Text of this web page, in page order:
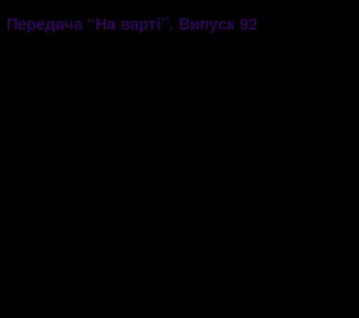
Передача “На варті”. Випуск 92